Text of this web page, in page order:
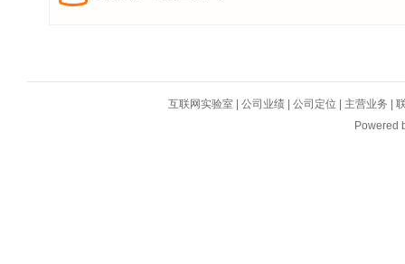
互联网实验室| 公司业绩 公司定位 主营业务
Powered